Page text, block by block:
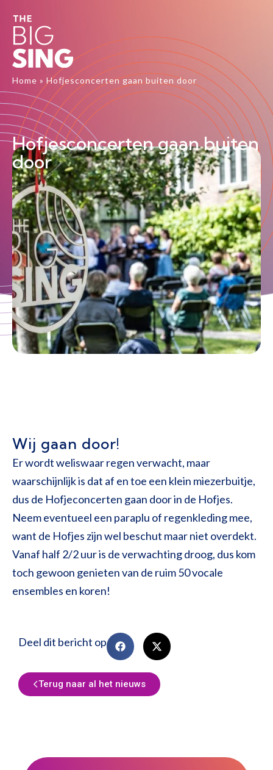
Home » Hofjesconcerten gaan buiten door
Hofjesconcerten gaan buiten
door
Wij gaan door!
Er wordt weliswaar regen verwacht, maar
waarschijnlijk is dat af en toe een klein miezerbuitje,
dus de Hofjeconcerten gaan door in de Hofjes.
Neem eventueel een paraplu of regenkleding mee,
want de Hofjes zijn wel beschut maar niet overdekt.
Vanaf half 2/2 uur is de verwachting droog, dus kom
toch gewoon genieten van de ruim 50 vocale
ensembles en koren!
Deel dit bericht op
Terug naar al het nieuws